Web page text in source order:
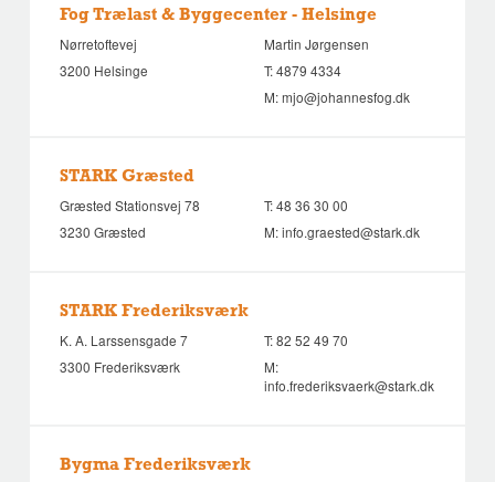
Fog Trælast & Byggecenter - Helsinge
Nørretoftevej
3200 Helsinge
Martin Jørgensen
T:4879 4334
M:mjo@johannesfog.dk
STARK Græsted
Græsted Stationsvej 78
3230 Græsted
T:48 36 30 00
M:info.graested@stark.dk
STARK Frederiksværk
K. A. Larssensgade 7
3300 Frederiksværk
T:82 52 49 70
M:
info.frederiksvaerk@stark.dk
Bygma Frederiksværk